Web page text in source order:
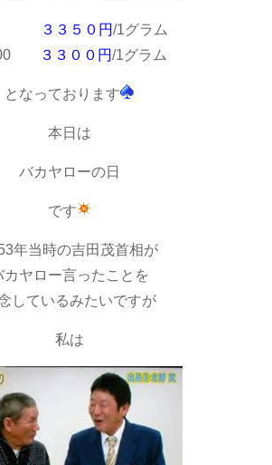
３３５０円/1グラム
３３００円/1グラム
となっております
本日は
バカヤローの日
です
年当時の吉田茂首相が
カヤロー言ったことを
しているみたいですが
私は